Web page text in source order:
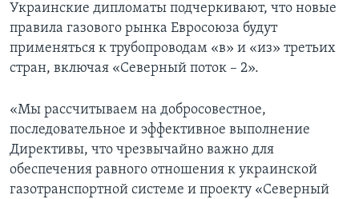
Украинские дипломаты подчеркивают, что новые
правила газового рынка Евросоюза будут
применяться к трубопроводам «в» и «из» третьих
стран, включая «Северный поток – 2».
«Мы рассчитываем на добросовестное,
последовательное и эффективное выполнение
Директивы, что чрезвычайно важно для
обеспечения равного отношения к украинской
газотранспортной системе и проекту «Северный